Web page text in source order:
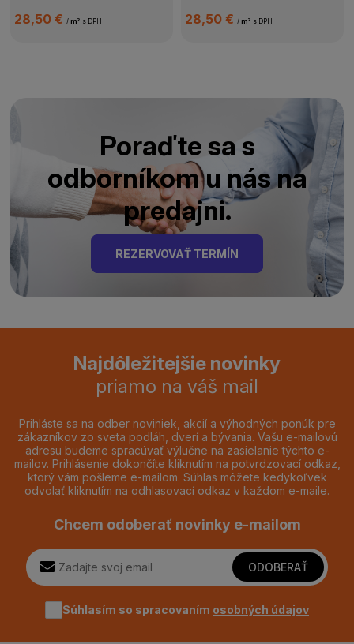
28,50 €/ m² s DPH
28,50 € / m² s DPH
Poraďte sa s
odborníkom u nás na
predajni.
REZERVOVAŤ TERMÍN
Najdôležitejšie novinky
priamo na váš mail
Prihláste sa na odber noviniek, akcií a výhodných ponúk pre
zákazníkov zo sveta podláh, dverí a bývania. Vašu e-mailovú
adresu budeme spracúvať výlučne na zasielanie týchto e-
mailov. Prihlásenie dokončíte kliknutím na potvrdzovací odkaz,
ktorý vám pošleme e-mailom. Súhlas môžete kedykoľvek
odvolať kliknutím na odhlasovací odkaz v každom e-maile.
Chcem odoberať novinky e-mailom
ODOBERAŤ
Súhlasím so spracovaním osobných údajov